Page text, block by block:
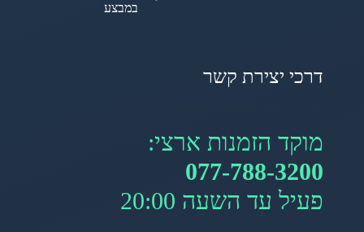
במבצע
דרכי יצירת קשר
מוקד הזמנות ארצי:
077-788-3200
פעיל עד השעה 20:00